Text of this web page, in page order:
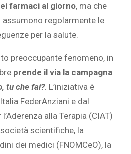
farmaci al giorno, ma che
assumono regolarmente le
per la salute.
preoccupante fenomeno, in
prende il via la campagna
tu che fai?. L’iniziativa è
FederAnziani e dal
alla Terapia (CIAT)
scientifiche, la
dei medici (FNOMCeO), la